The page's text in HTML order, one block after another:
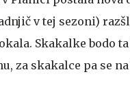
v tej sezoni)
Skakalke bodo
za skakalce pa se